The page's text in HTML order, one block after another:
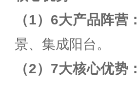
（1）6大产品阵营：
景、集成阳台。
（2）7大核心优势：